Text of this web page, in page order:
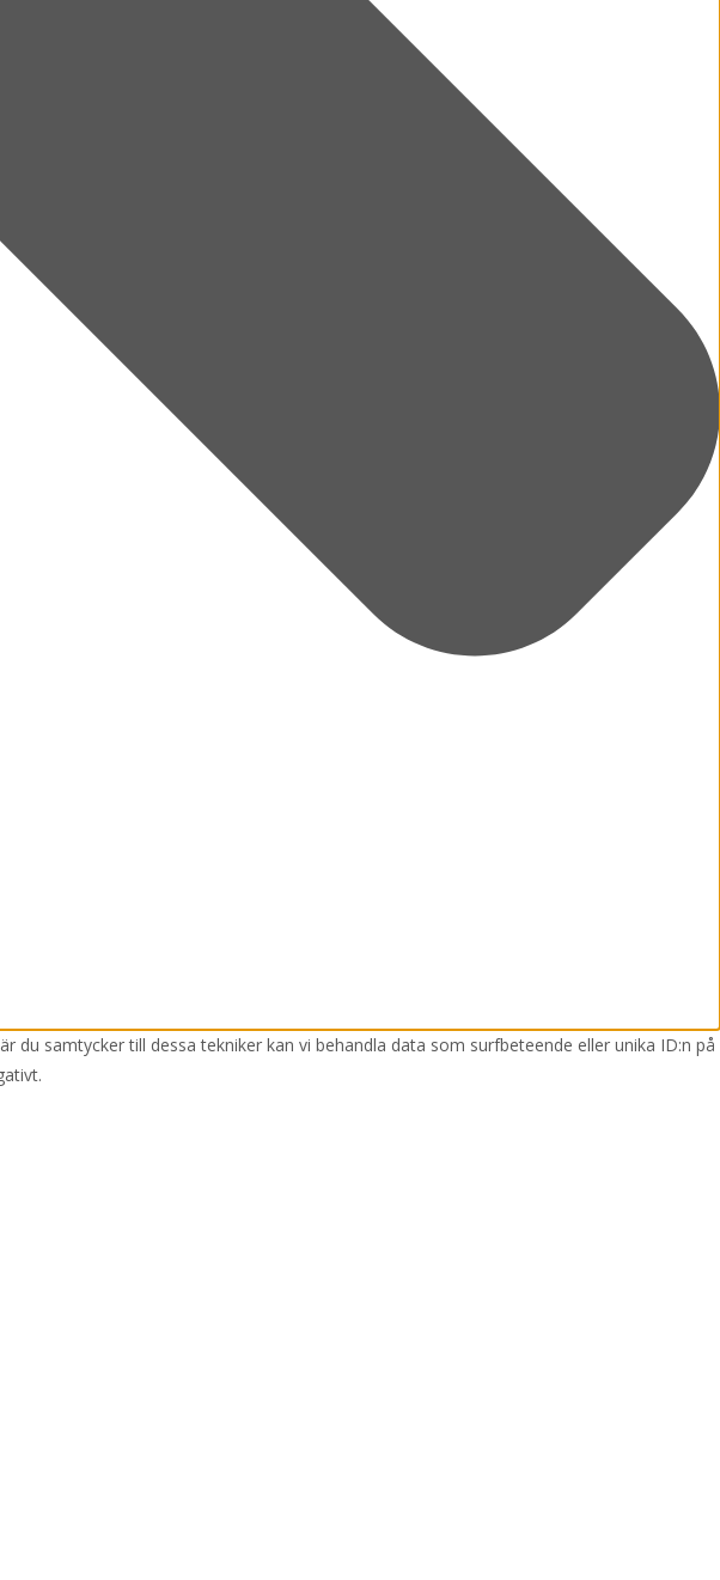
samtycker till dessa tekniker kan vi behandla data som surfbeteende eller unika ID:n på